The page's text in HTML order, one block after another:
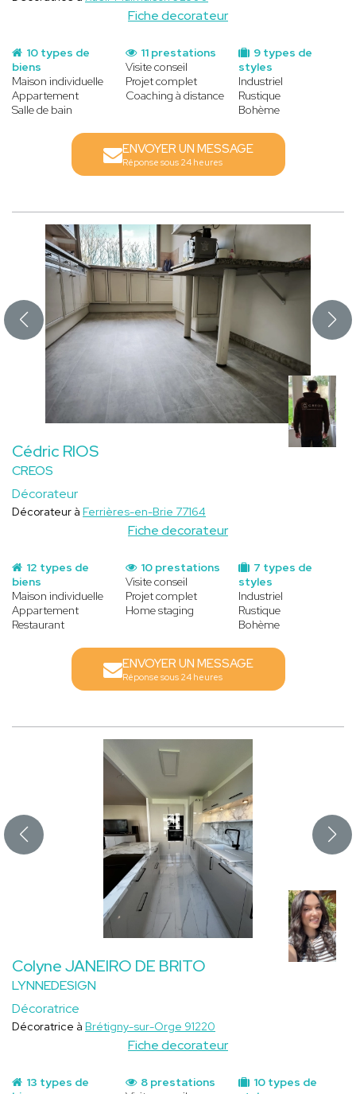
Fiche decorateur
10 types de
biens
Maison individuelle
Appartement
Salle de bain
9 types de
styles
Industriel
Rustique
Bohème
11 prestations
Visite conseil
Projet complet
Coaching à distance
ENVOYER UN MESSAGE
Réponse sous 24 heures
Cédric RIOS
CREOS
Décorateur
Fiche decorateur
Décorateur à Ferrières-en-Brie 77164
12 types de
biens
Maison individuelle
Appartement
Restaurant
7 types de
styles
Industriel
Rustique
Bohème
10 prestations
Visite conseil
Projet complet
Home staging
ENVOYER UN MESSAGE
Réponse sous 24 heures
Colyne JANEIRO DE BRITO
LYNNEDESIGN
Décoratrice
Fiche decorateur
Décoratrice à Brétigny-sur-Orge 91220
13 types de
10 types de
8 prestations